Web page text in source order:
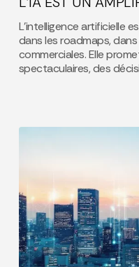
L’intelligence artificielle
dans les roadmaps,
commerciales. Elle
spectaculaires, des
ERP
SAP
EN
2030
?